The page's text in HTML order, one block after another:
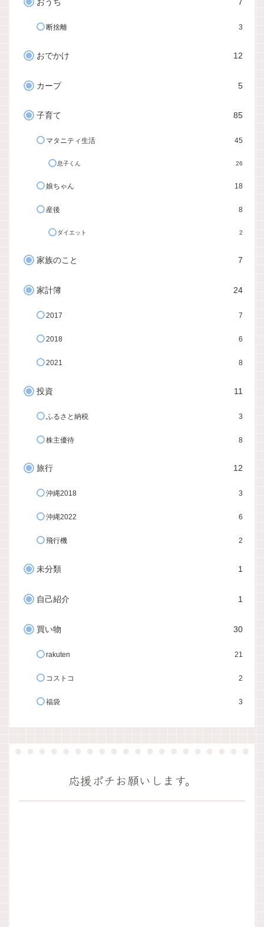
おうち 7
断捨離 3
おでかけ 12
カープ 5
子育て 85
マタニティ生活 45
息子くん 26
娘ちゃん 18
産後 8
ダイエット 2
家族のこと 7
家計簿 24
2017 7
2018 6
2021 8
投資 11
ふるさと納税 3
株主優待 8
旅行 12
沖縄2018 3
沖縄2022 6
飛行機 2
未分類 1
自己紹介 1
買い物 30
rakuten 21
コストコ 2
福袋 3
応援ポチお願いします。